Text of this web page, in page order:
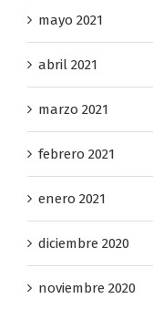
mayo 2021
abril 2021
marzo 2021
febrero 2021
enero 2021
diciembre 2020